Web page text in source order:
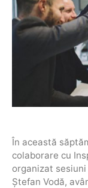
În această
colaborare cu
organizat
Ștefan Vodă,